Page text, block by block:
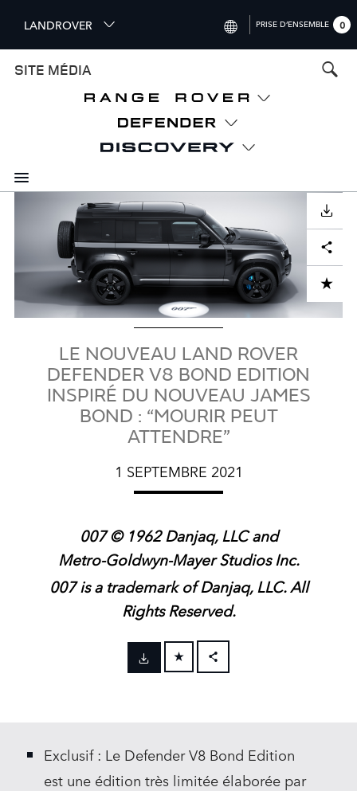
i
p
n
c
LANDROVER
NORTH AMERICA (ENGLISH)
CHINA (中国（中文))
FRANCE (FRANÇAIS)
SPAIN (ESPAÑOL)
ITALY (ITALIANO)
PRISE D’ENSEMBLE 0
SITE MÉDIA
ADD TO CART
Facebook
X LinkedIn Share
LE NOUVEAU LAND ROVER
DEFENDER V8 BOND EDITION
INSPIRÉ DU NOUVEAU JAMES
BOND : “MOURIR PEUT
ATTENDRE”
1 SEPTEMBRE 2021
007 © 1962 Danjaq, LLC and
Metro‑Goldwyn‑Mayer Studios Inc.
007 is a trademark of Danjaq, LLC. All
Rights Reserved.
FACEBOOK
SHARE
Exclusif : Le Defender V8 Bond Edition
est une édition très limitée élaborée par